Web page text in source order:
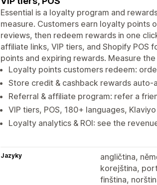
Essential is a loyalty program and
measure. Customers earn loyalty points
reviews, then redeem rewards in one
affiliate links, VIP tiers, and Shopify
points and expiring rewards. Measure
Loyalty points customers redeem:
Store credit & cashback rewards
Referral & affiliate program: refer a
VIP tiers, POS, 180+ languages,
Loyalty analytics & ROI: see the
Jazyky
angličtina,
korejština,
finština,